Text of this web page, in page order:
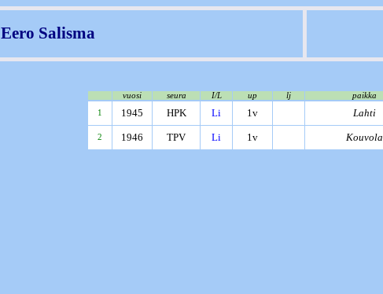
Eero Salisma
vuosi seura I/L up lj paikka
1
1945 HPK Li 1v Lahti
2 1946 TPV Li 1v Kouvola